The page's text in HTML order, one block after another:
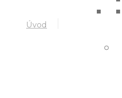
Úvod